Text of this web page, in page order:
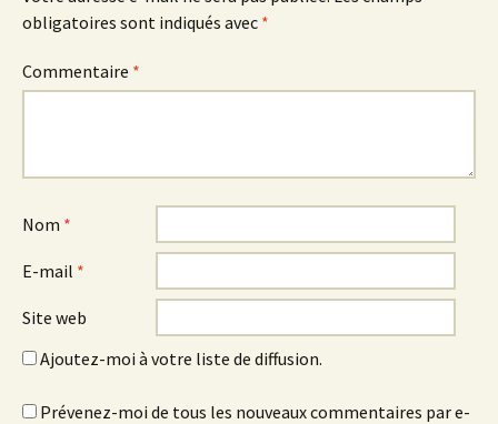
obligatoires sont indiqués avec *
Commentaire *
Nom *
E-mail *
Site web
Ajoutez-moi à votre liste de diffusion.
Prévenez-moi de tous les nouveaux commentaires par e-